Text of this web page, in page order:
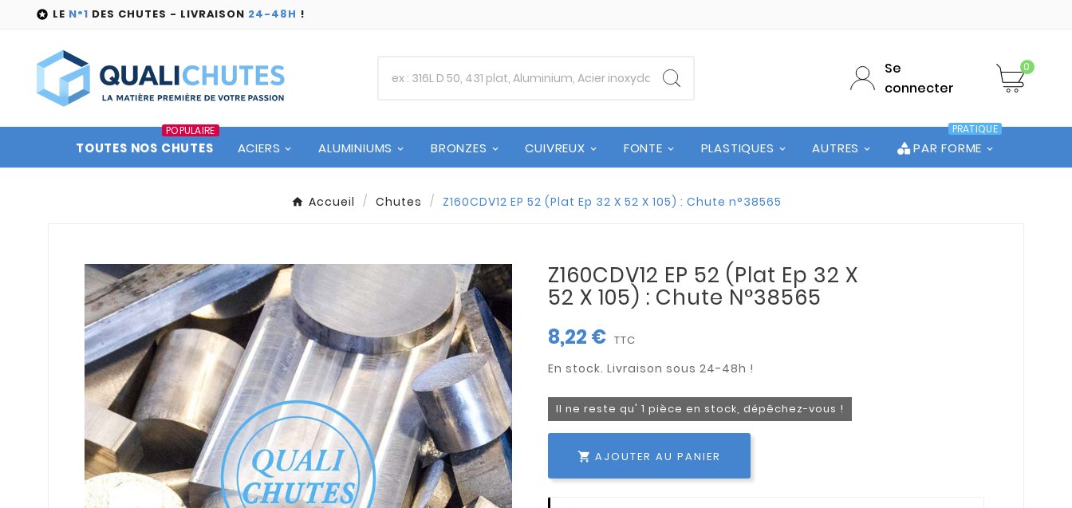
 LE N°1 DES CHUTES - LIVRAISON 24-48H !
Se
connecter
0
TOUTES NOS CHUTES
POPULAIRE
ACIERS ALUMINIUMS BRONZES CUIVREUX FONTE PLASTIQUES AUTRES PAR FORME
PRATIQUE
Accueil Chutes Z160CDV12 EP 52 (Plat Ep 32 X 52 X 105) : Chute n°38565
Z160CDV12 EP 52 (Plat Ep 32 X
52 X 105) : Chute N°38565
8,22 € TTC
Il ne reste qu' 1 pièce en stock, dépêchez-vous !
 AJOUTER AU PANIER